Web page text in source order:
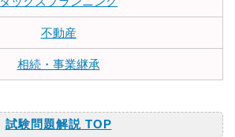
不動産
相続・事業継承
試験問題解説 TOP